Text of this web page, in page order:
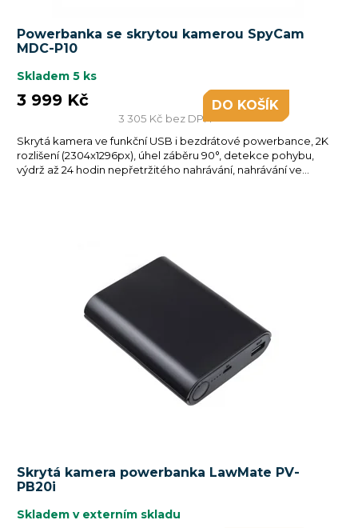
Powerbanka se skrytou kamerou SpyCam
MDC-P10
Skladem 5 ks
3 305 Kč bez DPH
3 999 Kč DO KOŠÍKU
Skrytá kamera ve funkční USB i bezdrátové powerbance, 2K
rozlišení (2304x1296px), úhel záběru 90°, detekce pohybu,
výdrž až 24 hodin nepřetržitého nahrávání, nahrávání ve...
Skrytá kamera powerbanka LawMate PV-
PB20i
Skladem v externím skladu